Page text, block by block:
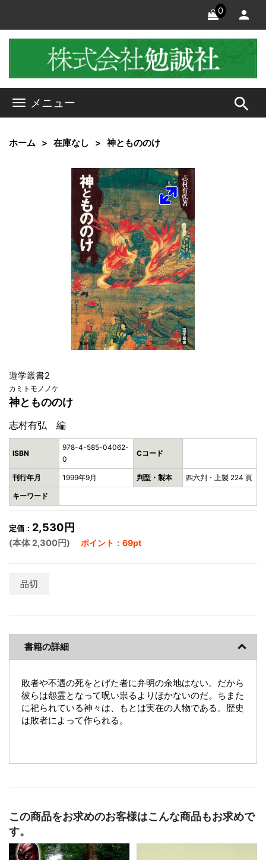
0
メニュー search
ホーム 在庫なし 神ともののけ
遊学叢書2
カミトモノノケ
神ともののけ
志村有弘 編
ISBN
978-4-585-04062-
0
Cコード
刊行年月 1999年9月 判型・製本 四六判・上製 224 頁
キーワード
定価： 2,530円
(本体 2,300円) ポイント：69pt
品切
書籍の詳細
敗者や不遇の死をとげた者に弁明の余地はない。だから
彼らは怨霊となって呪い祟るよりほかないのだ。ちまた
に祀られている神々は、もとは実在の人物である。歴史
は敗者によって作られる。
この商品をお求めのお客様はこんな商品もお求めで
す。